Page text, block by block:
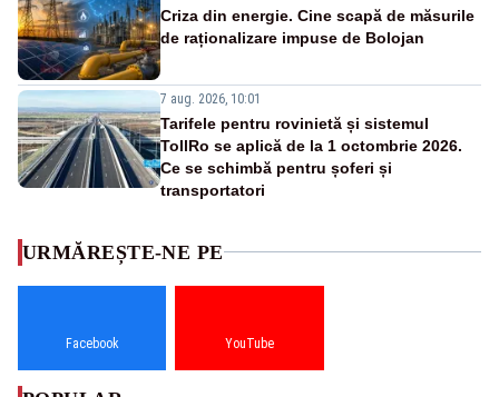
Criza din energie. Cine scapă de măsurile
de raționalizare impuse de Bolojan
7 aug. 2026, 10:01
Tarifele pentru rovinietă și sistemul
TollRo se aplică de la 1 octombrie 2026.
Ce se schimbă pentru șoferi și
transportatori
URMĂREȘTE-NE PE
Facebook YouTube